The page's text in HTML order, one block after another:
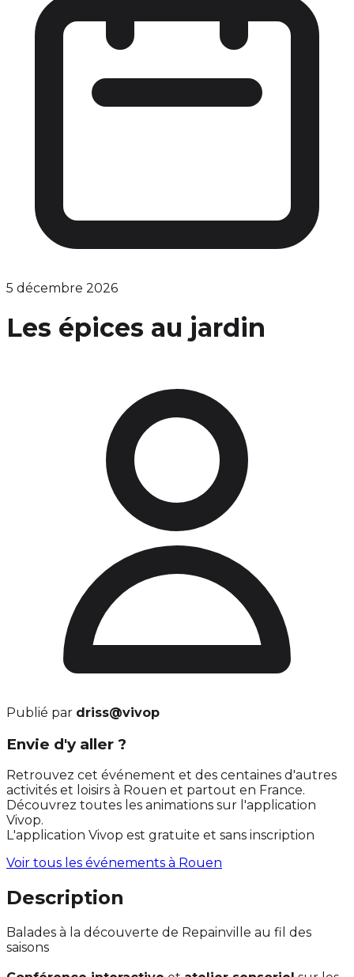
5 décembre 2026
Les épices au jardin
Publié par driss@vivop
Envie d'y aller ?
Retrouvez cet événement et des centaines d'autres
activités et loisirs à Rouen et partout en France.
Découvrez toutes les animations sur l'application
Vivop.
L'application Vivop est gratuite et sans inscription
Voir tous les événements à Rouen
Description
Balades à la découverte de Repainville au fil des
saisons